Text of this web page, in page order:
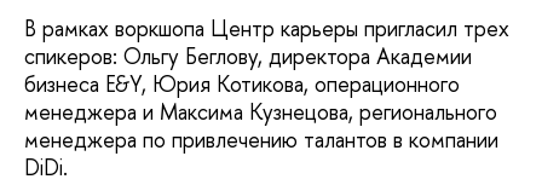
В рамках воркшопа Центр карьеры пригласил трех
спикеров: Ольгу Беглову, директора Академии
бизнеса E&Y, Юрия Котикова, операционного
менеджера и Максима Кузнецова, регионального
менеджера по привлечению талантов в компании
DiDi.